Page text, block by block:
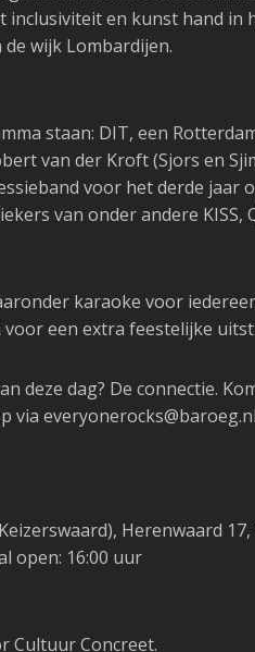
en kunst hand in
wijk Lombardijen.
staan: DIT, een
van der Kroft (Sjors en
voor het derde jaar
van onder andere KISS,
karaoke voor
een extra feestelijke
deze dag? De connectie.
via
Herenwaard 17,
open: 16:00 uur
Cultuur Concreet.